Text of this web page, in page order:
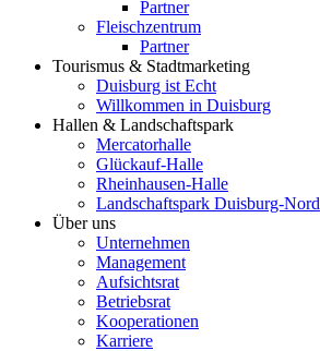
Partner
Fleischzentrum
Partner
Tourismus & Stadtmarketing
Duisburg ist Echt
Willkommen in Duisburg
Hallen & Landschaftspark
Mercatorhalle
Glückauf-Halle
Rheinhausen-Halle
Landschaftspark Duisburg-Nord
Über uns
Unternehmen
Management
Aufsichtsrat
Betriebsrat
Kooperationen
Karriere